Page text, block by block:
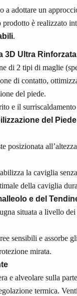
a adottare un
è realizzato
.
3D Ultra Rinforzata
di 2 tipi di maglie
di contatto,
del piede.
e il
del
posizionata
la caviglia
della caviglia
e del
situata a livello
sensibili e assorbe
mirata.
e alveolare sulla
termica.